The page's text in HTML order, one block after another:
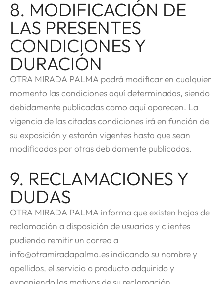
8. MODIFICACIÓN DE
LAS PRESENTES
CONDICIONES Y
DURACIÓN
OTRA MIRADA PALMA podrá modificar en cualquier
momento las condiciones aquí determinadas, siendo
debidamente publicadas como aquí aparecen. La
vigencia de las citadas condiciones irá en función de
su exposición y estarán vigentes hasta que sean
modificadas por otras debidamente publicadas.
9. RECLAMACIONES Y
DUDAS
OTRA MIRADA PALMA informa que existen hojas de
reclamación a disposición de usuarios y clientes
pudiendo remitir un correo a
info@otramiradapalma.es indicando su nombre y
apellidos, el servicio o producto adquirido y